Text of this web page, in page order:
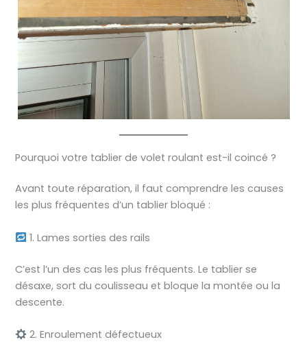
Pourquoi votre tablier de volet roulant est-il coincé ?
Avant toute réparation, il faut comprendre les causes
les plus fréquentes d’un tablier bloqué :
1. Lames sorties des rails
C’est l’un des cas les plus fréquents. Le tablier se
désaxe, sort du coulisseau et bloque la montée ou la
descente.
2. Enroulement défectueux